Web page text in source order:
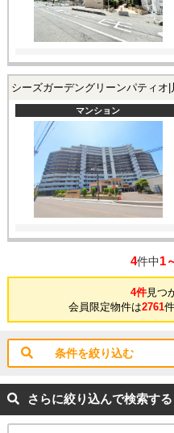
シーズガーデングリーンパティオ
マンション
4件中1
4件見つ
会員限定物件は2761
条件を絞り込む
さらに絞り込んで検索する